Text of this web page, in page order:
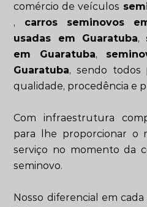
comércio de veículos
, carros seminovos
usadas em Guaratuba,
em Guaratuba,
Guaratuba, sendo todos
qualidade, procedência e
Com infraestrutura
para lhe proporcionar o
serviço no momento da
seminovo.
Nosso diferencial em